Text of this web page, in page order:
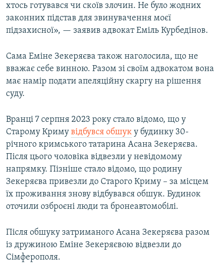
хтось готувався чи скоїв злочин. Не було жодних
законних підстав для звинувачення моєї
підзахисної», — заявив адвокат Еміль Курбедінов.
Сама Еміне Зекеряєва також наголосила, що не
вважає себе винною. Разом зі своїм адвокатом вона
має намір подати апеляційну скаргу на рішення
суду.
Вранці 7 серпня 2023 року стало відомо, що у
Старому Криму відбувся обшук у будинку 30-
річного кримського татарина Асана Зекеряєва.
Після цього чоловіка відвезли у невідомому
напрямку. Пізніше стало відомо, що родину
Зекеряєва привезли до Старого Криму – за місцем
їх проживання знову відбувався обшук. Будинок
оточили озброєні люди та бронеавтомобілі.
Після обшуку затриманого Асана Зекеряєва разом
із дружиною Еміне Зекеряєвою відвезли до
Сімферополя.